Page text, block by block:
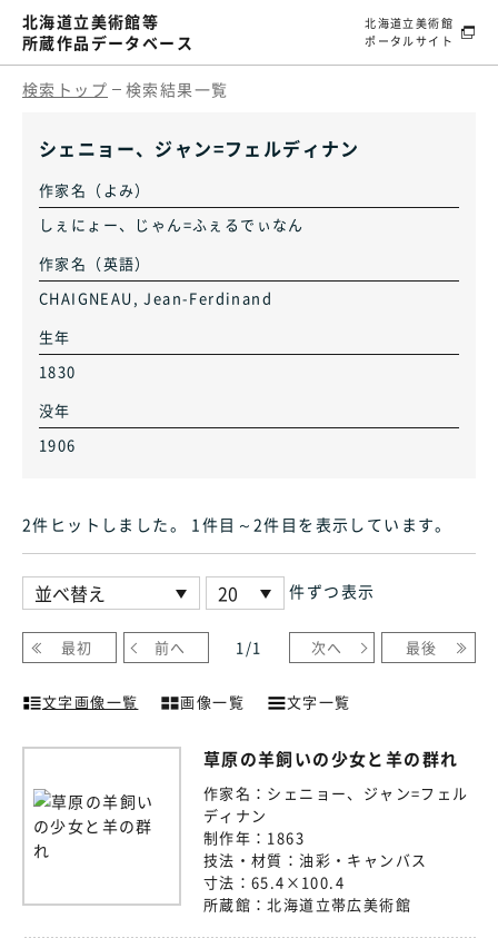
北海道立美術館等
所蔵作品データベース
北海道立美術館
ポータルサイト
検索トップ 検索結果一覧
シェニョー、ジャン=フェルディナン
作家名（よみ）
しぇにょー、じゃん=ふぇるでぃなん
作家名（英語）
CHAIGNEAU, Jean-Ferdinand
生年
1830
没年
1906
2件ヒット しました。 1件目～2件目 を表示しています。
件ずつ表示
最初 前へ 1 /1 次へ 最後
文字画像一覧 画像一覧 文字一覧
草原の羊飼いの少女と羊の群れ
作家名： シェニョー、ジャン=フェル
ディナン
制作年： 1863
技法・材質：油彩・キャンバス
寸法： 65.4×100.4
所蔵館：北海道立帯広美術館